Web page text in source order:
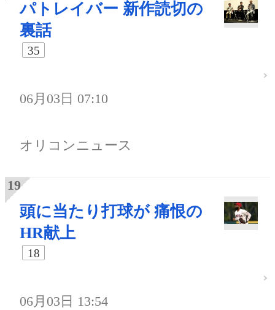
パトレイバー 新作読切の
裏話
35
06月03日 07:10
オリコンニュース
頭に当たり打球が 痛恨の
HR献上
18
06月03日 13:54